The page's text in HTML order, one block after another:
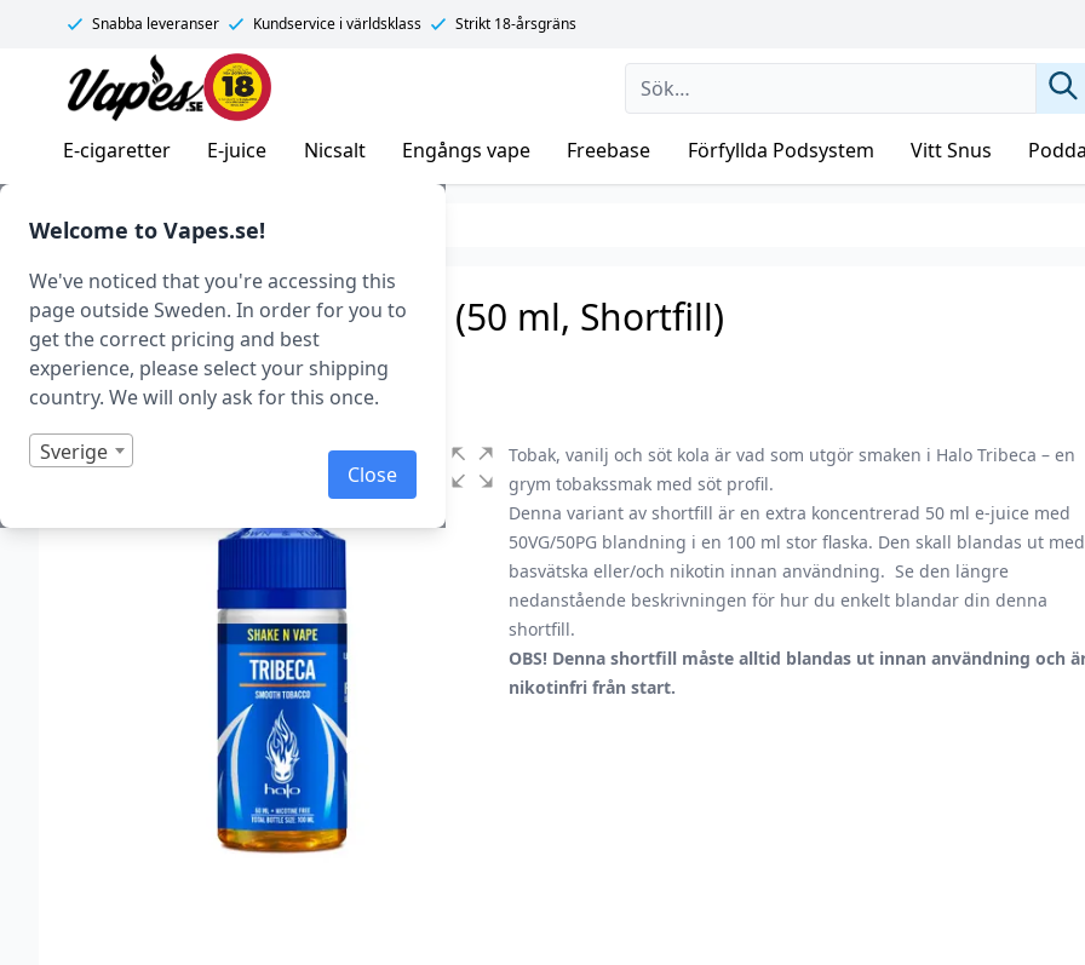
Welcome to Vapes.se!
We've noticed that you're accessing this
page outside Sweden. In order for you to
get the correct pricing and best
experience, please select your shipping
country. We will only ask for this once.
Sverige
Close
Snabba leveranser Kundservice i världsklass Strikt 18-årsgräns
Vapes.se
E-cigaretter E-juice Nicsalt Engångs vape Freebase Förfyllda Podsystem Vitt Snus
E-juice Smaker Tobak
Halo – Tribeca Tobacco (50 ml, Shortfill)
Art.nr: 36542
I lager
Tobak, vanilj och söt kola är vad som utgör smaken i Halo Tribeca – en
grym tobakssmak med söt profil.
Denna variant av shortfill är en extra koncentrerad 50 ml e-juice med
50VG/50PG blandning i en 100 ml stor flaska. Den skall blandas ut med
basvätska eller/och nikotin innan användning. Se den längre
nedanstående beskrivningen för hur du enkelt blandar din denna
shortfill.
OBS! Denna shortfill måste alltid blandas ut innan användning och
nikotinfri från start.